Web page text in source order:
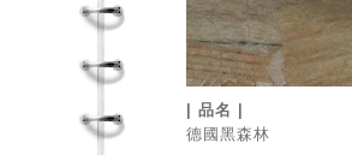
| 品名 |
德國黑森林